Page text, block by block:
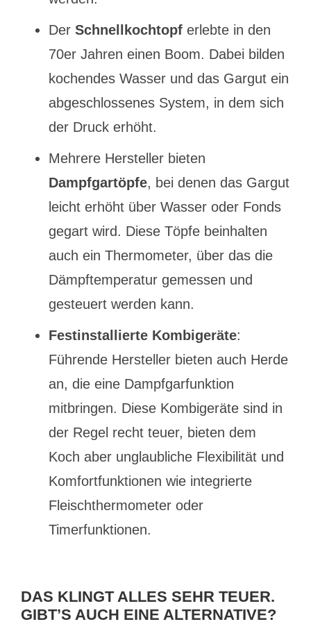
Der Schnellkochtopf erlebte in den
70er Jahren einen Boom. Dabei bilden
kochendes Wasser und das Gargut ein
abgeschlossenes System, in dem sich
der Druck erhöht.
Mehrere Hersteller bieten
Dampfgartöpfe, bei denen das Gargut
leicht erhöht über Wasser oder Fonds
gegart wird. Diese Töpfe beinhalten
auch ein Thermometer, über das die
Dämpftemperatur gemessen und
gesteuert werden kann.
Festinstallierte Kombigeräte:
Führende Hersteller bieten auch Herde
an, die eine Dampfgarfunktion
mitbringen. Diese Kombigeräte sind in
der Regel recht teuer, bieten dem
Koch aber unglaubliche Flexibilität und
Komfortfunktionen wie integrierte
Fleischthermometer oder
Timerfunktionen.
DAS KLINGT ALLES SEHR TEUER.
GIBT’S AUCH EINE ALTERNATIVE?